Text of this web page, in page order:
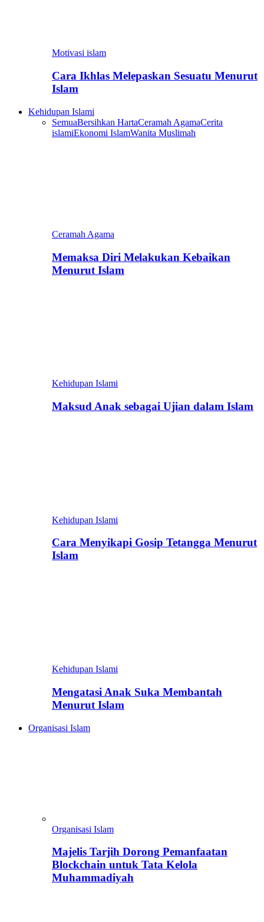
Motivasi islam
Cara Ikhlas Melepaskan Sesuatu Menurut
Islam
Kehidupan Islami
SemuaBersihkan HartaCeramah AgamaCerita
islamiEkonomi IslamWanita Muslimah
Ceramah Agama
Memaksa Diri Melakukan Kebaikan
Menurut Islam
Kehidupan Islami
Maksud Anak sebagai Ujian dalam Islam
Kehidupan Islami
Cara Menyikapi Gosip Tetangga Menurut
Islam
Kehidupan Islami
Mengatasi Anak Suka Membantah
Menurut Islam
Organisasi Islam
Organisasi Islam
Majelis Tarjih Dorong Pemanfaatan
Blockchain untuk Tata Kelola
Muhammadiyah